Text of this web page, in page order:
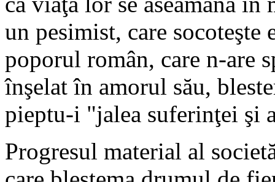
un pesimist, care socoteşte
poporul român, care n-are
înşelat în amorul său,
pieptu-i "jalea suferinţei şi
Progresul material al